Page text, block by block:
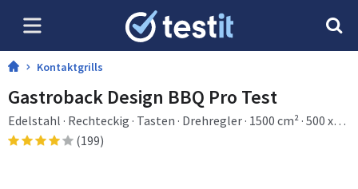
Kontaktgrills
Gastroback Design BBQ Pro Test
Edelstahl · Rechteckig · Tasten · Drehregler · 1500 cm² · 500 x
300 mm · 2 Zone(n)
(199)